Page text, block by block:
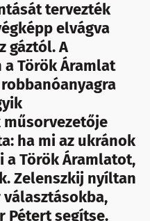
tervezték
elvágva
gáztól. A
Török Áramlat
ha mi az ukránok
Török Áramlatot,
Zelenszkij nyíltan
Pétert segítse.